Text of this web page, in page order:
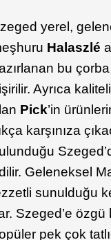
yerel,
Halaszlé
bu
Ayrıca
Pick’in
karşınıza
Geleneksel
sunulduğu
Szeged’e özgü
pek çok